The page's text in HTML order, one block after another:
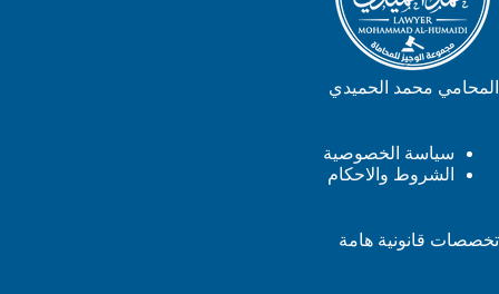
المحامي محمد الحميدي
سياسة الخصوصية
الشروط والاحكام
تخصصات قانونية هامة